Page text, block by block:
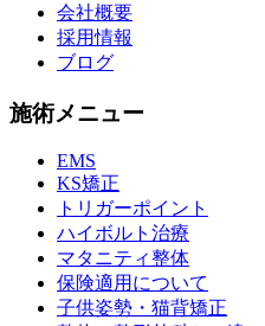
会社概要
採用情報
ブログ
施術メニュー
EMS
KS矯正
トリガーポイント
ハイボルト治療
マタニティ整体
保険適用について
子供姿勢・猫背矯正